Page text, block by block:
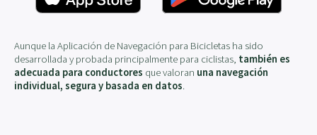
Aunque la Aplicación de Navegación para Bicicletas ha sido
desarrollada y probada principalmente para ciclistas, también es
adecuada para conductores que valoran una navegación
individual, segura y basada en datos.